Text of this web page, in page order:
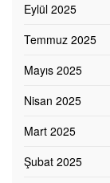
Eylül 2025
Temmuz 2025
Mayıs 2025
Nisan 2025
Mart 2025
Şubat 2025